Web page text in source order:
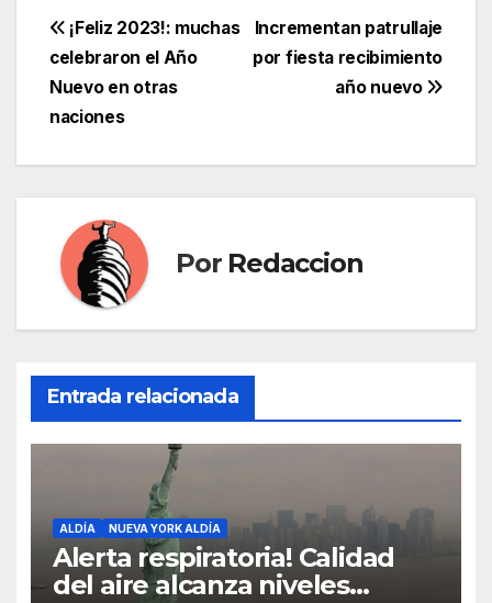
Navegación
de
entradas
Incrementan patrullaje
por fiesta recibimiento
año nuevo
¡Feliz 2023!: muchas
celebraron el Año
Nuevo en otras
naciones
Por Redaccion
Entrada relacionada
ALDÍA NUEVA YORK ALDÍA
Alerta respiratoria! Calidad
del aire alcanza niveles